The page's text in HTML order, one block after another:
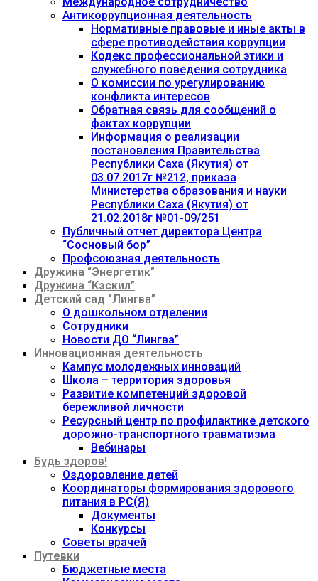
Антикоррупционная деятельность
Нормативные правовые и иные акты в
сфере противодействия коррупции
Кодекс профессиональной этики и
служебного поведения сотрудника
О комиссии по урегулированию
конфликта интересов
Обратная связь для сообщений о
фактах коррупции
Информация о реализации
постановления Правительства
Республики Саха (Якутия) от
03.07.2017г №212, приказа
Министерства образования и науки
Республики Саха (Якутия) от
21.02.2018г №01-09/251
Публичный отчет директора Центра
“Сосновый бор”
Профсоюзная деятельность
Дружина “Энергетик”
Дружина “Кэскил”
Детский сад “Лингва”
О дошкольном отделении
Сотрудники
Новости ДО “Лингва”
Инновационная деятельность
Кампус молодежных инноваций
Школа – территория здоровья
Развитие компетенций здоровой
бережливой личности
Ресурсный центр по профилактике детского
дорожно-транспортного травматизма
Вебинары
Будь здоров!
Оздоровление детей
Координаторы формирования здорового
питания в РС(Я)
Документы
Конкурсы
Советы врачей
Путевки
Бюджетные места